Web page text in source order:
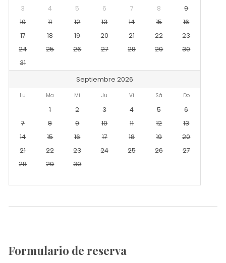
3
4 5 6 7 8
9
10
11 12 13 14 15
16
17
18 19 20 21 22
23
24
25 26 27 28 29
30
31
Septiembre 2026
Lu Ma Mi Ju Vi Sá Do
1 2 3 4 5
6
7
8 9 10 11 12
13
14
15 16 17 18 19
20
21
22 23 24 25 26
27
28
29 30
Formulario de reserva